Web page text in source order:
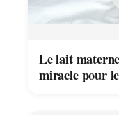
Le lait
miracle pour